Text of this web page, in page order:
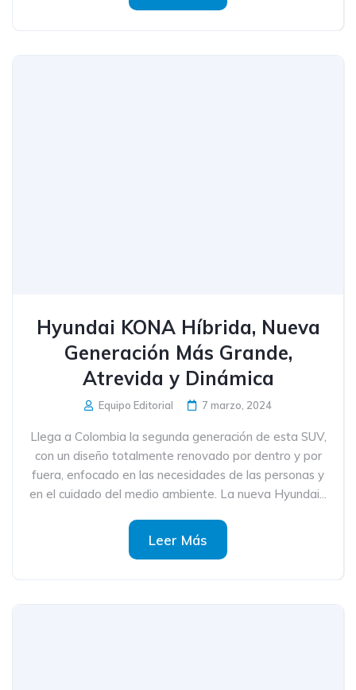
Hyundai KONA Híbrida, Nueva
Generación Más Grande,
Atrevida y Dinámica
Equipo Editorial 7 marzo, 2024
Llega a Colombia la segunda generación de esta SUV,
con un diseño totalmente renovado por dentro y por
fuera, enfocado en las necesidades de las personas y
en el cuidado del medio ambiente. La nueva Hyundai...
Leer Más